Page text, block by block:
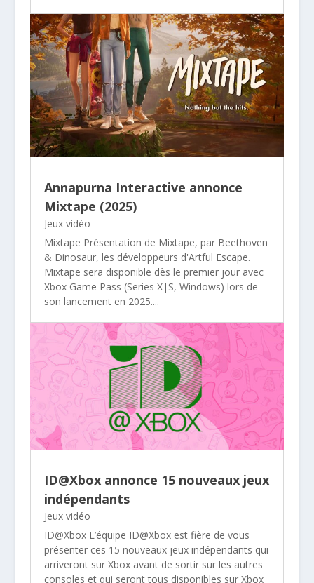
Annapurna Interactive annonce
Mixtape (2025)
Jeux vidéo
Mixtape Présentation de Mixtape, par Beethoven
& Dinosaur, les développeurs d'Artful Escape.
Mixtape sera disponible dès le premier jour avec
Xbox Game Pass (Series X|S, Windows) lors de
son lancement en 2025....
ID@Xbox annonce 15 nouveaux jeux
indépendants
Jeux vidéo
ID@Xbox L’équipe ID@Xbox est fière de vous
présenter ces 15 nouveaux jeux indépendants qui
arriveront sur Xbox avant de sortir sur les autres
consoles et qui seront tous disponibles sur Xbox